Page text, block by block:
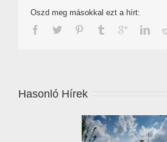
Oszd meg másokkal ezt a hírt:
Hasonló Hírek